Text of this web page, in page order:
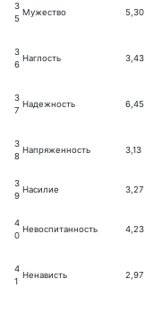
3
5
Мужество 5,30
3
6
Наглость 3,43
3
7
Надежность 6,45
3
8
Напряженность 3,13
3
9
Насилие 3,27
4
0
Невоспитанность 4,23
4
1
Ненависть 2,97